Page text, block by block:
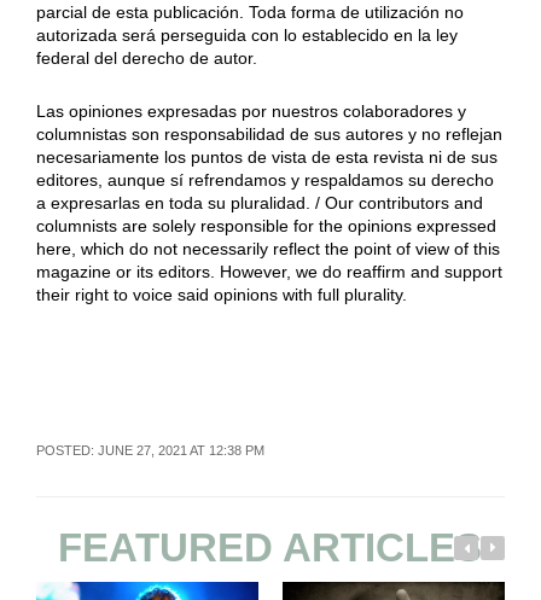
parcial de esta publicación. Toda forma de utilización no
autorizada será perseguida con lo establecido en la ley
federal del derecho de autor.
Las opiniones expresadas por nuestros colaboradores y
columnistas son responsabilidad de sus autores y no reflejan
necesariamente los puntos de vista de esta revista ni de sus
editores, aunque sí refrendamos y respaldamos su derecho
a expresarlas en toda su pluralidad. / Our contributors and
columnists are solely responsible for the opinions expressed
here, which do not necessarily reflect the point of view of this
magazine or its editors. However, we do reaffirm and support
their right to voice said opinions with full plurality.
POSTED: JUNE 27, 2021 AT 12:38 PM
FEATURED ARTICLES